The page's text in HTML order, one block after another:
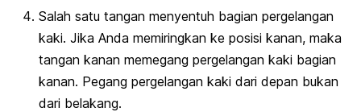
Salah satu tangan menyentuh bagian pergelangan
kaki. Jika Anda memiringkan ke posisi kanan, maka
tangan kanan memegang pergelangan kaki bagian
kanan. Pegang pergelangan kaki dari depan bukan
dari belakang.